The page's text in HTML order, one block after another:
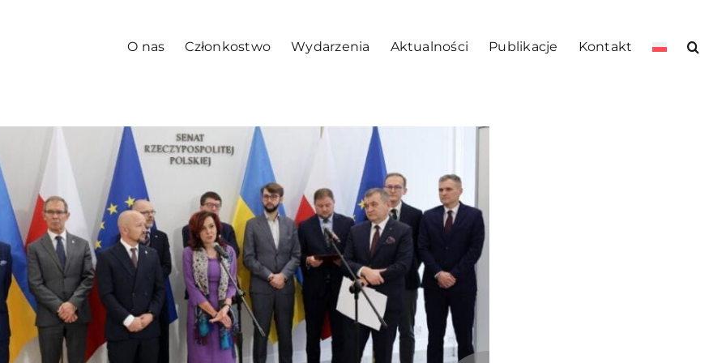
O nas Członkostwo Wydarzenia Aktualności Publikacje Kontakt